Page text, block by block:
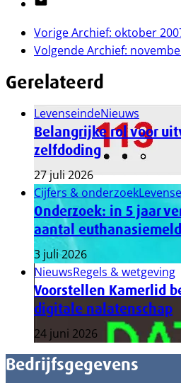
VorigeArchief: oktober
VolgendeArchief:
Gerelateerd
LevenseindeNieuws
Belangrijke rol voor
zelfdoding
27 juli 2026
Cijfers & onderzoek
Onderzoek: in 5 jaar
aantal
3 juli 2026
NieuwsRegels & wetgeving
Voorstellen Kamerlid
digitale nalatenschap
24 juni 2026
Bedrijfsgegevens